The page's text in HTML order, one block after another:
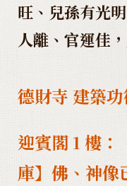
旺、兒孫有光
人離、官運佳
德財寺 建築
迎賓閣 1 樓：
庫】佛、神像